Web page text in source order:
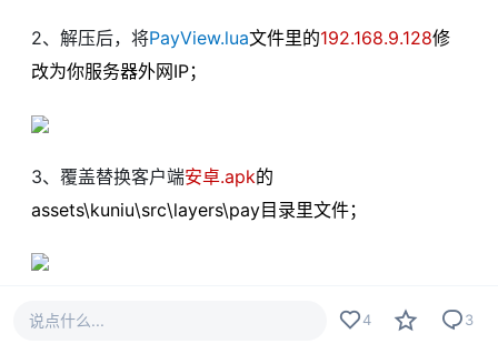
2、解压后，将PayView.lua文件里的192.168.9.128修
改为你服务器外网IP；
3、覆盖替换客户端安卓.apk的
assets\kuniu\src\layers\pay目录里文件；
3、找到客户端META-INF目录里的 ANDROID.SF和
说点什么... 4 3